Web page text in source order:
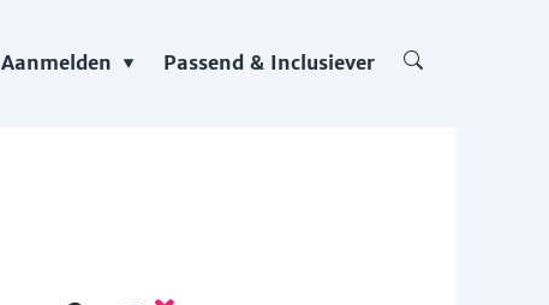
Aanmelden Passend & Inclusiever